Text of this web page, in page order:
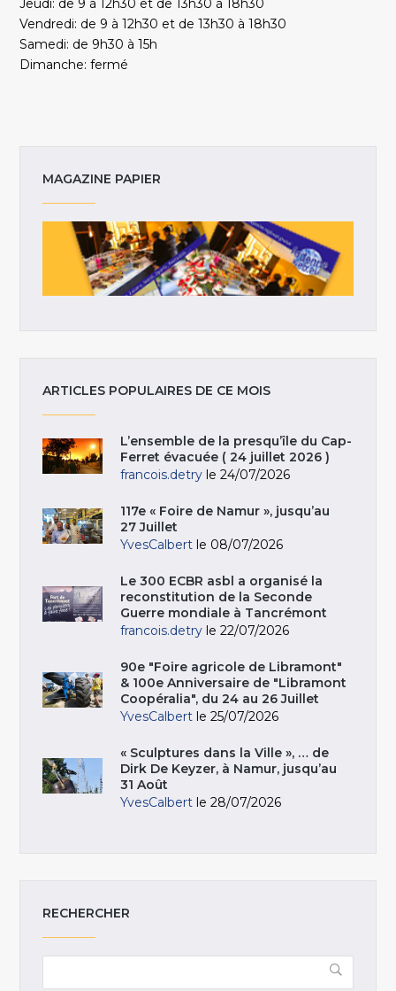
Jeudi: de 9 à 12h30 et de 13h30 à 18h30
Vendredi: de 9 à 12h30 et de 13h30 à 18h30
Samedi: de 9h30 à 15h
Dimanche: fermé
MAGAZINE PAPIER
ARTICLES POPULAIRES DE CE MOIS
L’ensemble de la presqu’île du Cap-
Ferret évacuée ( 24 juillet 2026 )
francois.detry le 24/07/2026
117e « Foire de Namur », jusqu’au
27 Juillet
YvesCalbert le 08/07/2026
Le 300 ECBR asbl a organisé la
reconstitution de la Seconde
Guerre mondiale à Tancrémont
francois.detry le 22/07/2026
90e "Foire agricole de Libramont"
& 100e Anniversaire de "Libramont
Coopéralia", du 24 au 26 Juillet
YvesCalbert le 25/07/2026
« Sculptures dans la Ville », … de
Dirk De Keyzer, à Namur, jusqu’au
31 Août
YvesCalbert le 28/07/2026
RECHERCHER